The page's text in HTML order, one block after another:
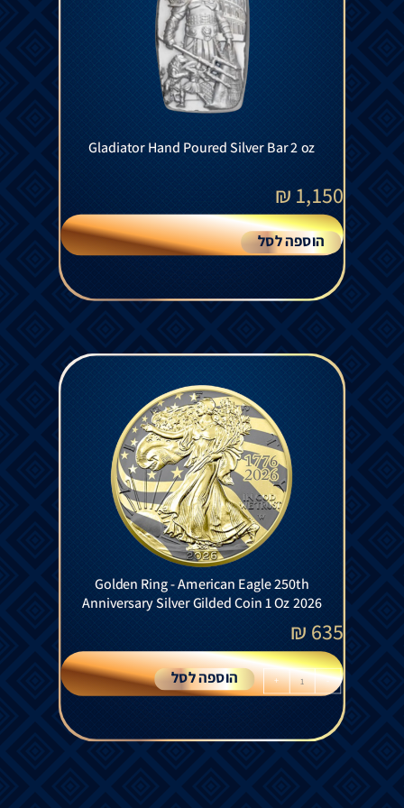
Gladiator Hand Poured Silver Bar 2 oz
1,150
₪
הוספה לסל
Golden Ring - American Eagle 250th
Anniversary Silver Gilded Coin 1 Oz 2026
635
₪
-
+ הוספה לסל